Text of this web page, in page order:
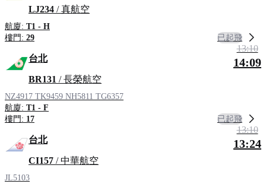
LJ234 / 真航空
航廈: T1 - H
樓門: 29 已起飛
台北
BR131 / 長榮航空
NZ4917 TK9459 NH5811 TG6357
航廈: T1 - F
樓門: 17
13:10
14:09
已起飛
台北
CI157 / 中華航空
JL5103
13:10
13:24